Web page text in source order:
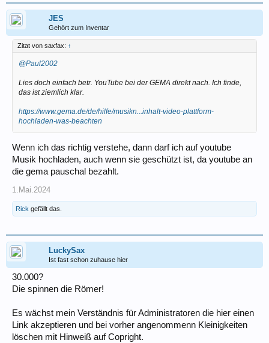
JES
Gehört zum Inventar
Zitat von saxfax: ↑
@Paul2002
Lies doch einfach betr. YouTube bei der GEMA direkt nach. Ich finde,
das ist ziemlich klar.
https://www.gema.de/de/hilfe/musikn...inhalt-video-plattform-
hochladen-was-beachten
Wenn ich das richtig verstehe, dann darf ich auf youtube
Musik hochladen, auch wenn sie geschützt ist, da youtube an
die gema pauschal bezahlt.
1.Mai.2024
Rick gefällt das.
LuckySax
Ist fast schon zuhause hier
30.000?
Die spinnen die Römer!
Es wächst mein Verständnis für Administratoren die hier einen
Link akzeptieren und bei vorher angenommenn Kleinigkeiten
löschen mit Hinweiß auf Copright.